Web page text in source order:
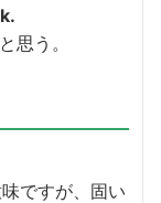
思う。
ですが、固い